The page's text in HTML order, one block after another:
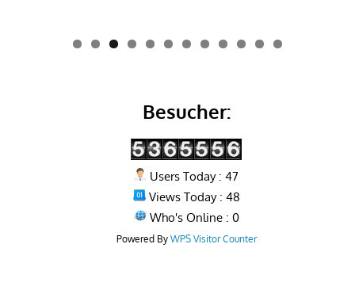
0 1 2
Besucher:
Users Today : 47
Views Today : 48
Who's Online : 0
Powered By WPS Visitor Counter